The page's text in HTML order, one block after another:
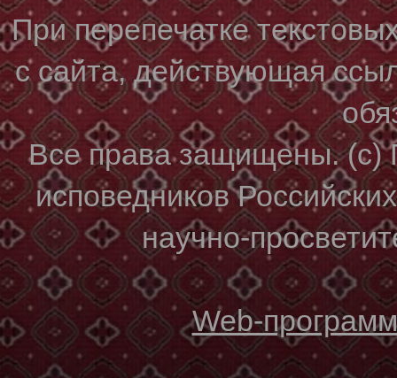
При перепечатке
с сайта, действующая
Все права защищены. (с)
исповедников
научно-
Web-